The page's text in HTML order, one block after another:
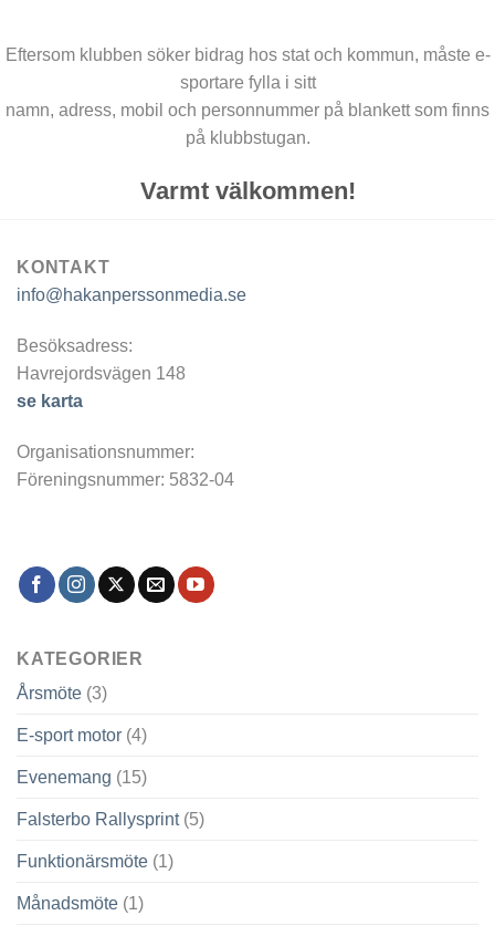
Eftersom klubben söker bidrag hos stat och kommun, måste e-
sportare fylla i sitt
namn, adress, mobil och personnummer på blankett som finns
på klubbstugan.
Varmt välkommen!
KONTAKT
info@hakanperssonmedia.se
Besöksadress:
Havrejordsvägen 148
se karta
Organisationsnummer:
Föreningsnummer: 5832-04
KATEGORIER
Årsmöte (3)
E-sport motor (4)
Evenemang (15)
Falsterbo Rallysprint(5)
Funktionärsmöte (1)
Månadsmöte (1)